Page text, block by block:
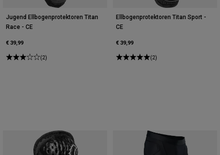
Jugend Ellbogenprotektoren Titan
Race - CE
€ 39,99
(2)
Ellbogenprotektoren Titan Sport -
CE
€ 39,99
(2)